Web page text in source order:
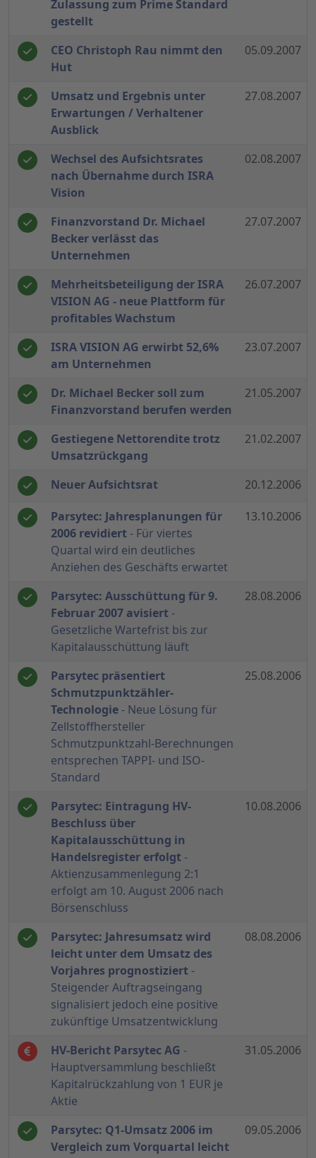
Zulassung zum Prime Standard
gestellt
CEO Christoph Rau nimmt den
Hut
05.09.2007
Umsatz und Ergebnis unter
Erwartungen / Verhaltener
Ausblick
27.08.2007
Wechsel des Aufsichtsrates
nach Übernahme durch ISRA
Vision
02.08.2007
Finanzvorstand Dr. Michael
Becker verlässt das
Unternehmen
27.07.2007
Mehrheitsbeteiligung der ISRA
VISION AG - neue Plattform für
profitables Wachstum
26.07.2007
ISRA VISION AG erwirbt 52,6%
am Unternehmen
23.07.2007
Dr. Michael Becker soll zum
Finanzvorstand berufen werden
21.05.2007
Gestiegene Nettorendite trotz
Umsatzrückgang
21.02.2007
Neuer Aufsichtsrat 20.12.2006
Parsytec: Jahresplanungen für
2006 revidiert- Für viertes
Quartal wird ein deutliches
Anziehen des Geschäfts erwartet
13.10.2006
Parsytec: Ausschüttung für 9.
Februar 2007 avisiert -
Gesetzliche Wartefrist bis zur
Kapitalausschüttung läuft
28.08.2006
Parsytec präsentiert
Schmutzpunktzähler-
Technologie- Neue Lösung für
Zellstoffhersteller
Schmutzpunktzahl-Berechnungen
entsprechen TAPPI- und ISO-
Standard
25.08.2006
Parsytec: Eintragung HV-
Beschluss über
Kapitalausschüttung in
Handelsregister erfolgt -
Aktienzusammenlegung 2:1
erfolgt am 10. August 2006 nach
Börsenschluss
10.08.2006
Parsytec: Jahresumsatz wird
leicht unter dem Umsatz des
Vorjahres prognostiziert-
Steigender Auftragseingang
signalisiert jedoch eine positive
zukünftige Umsatzentwicklung
08.08.2006
HV-Bericht Parsytec AG -
Hauptversammlung beschließt
Kapitalrückzahlung von 1 EUR je
Aktie
31.05.2006
Parsytec: Q1-Umsatz 2006 im
Vergleich zum Vorquartal leicht
09.05.2006